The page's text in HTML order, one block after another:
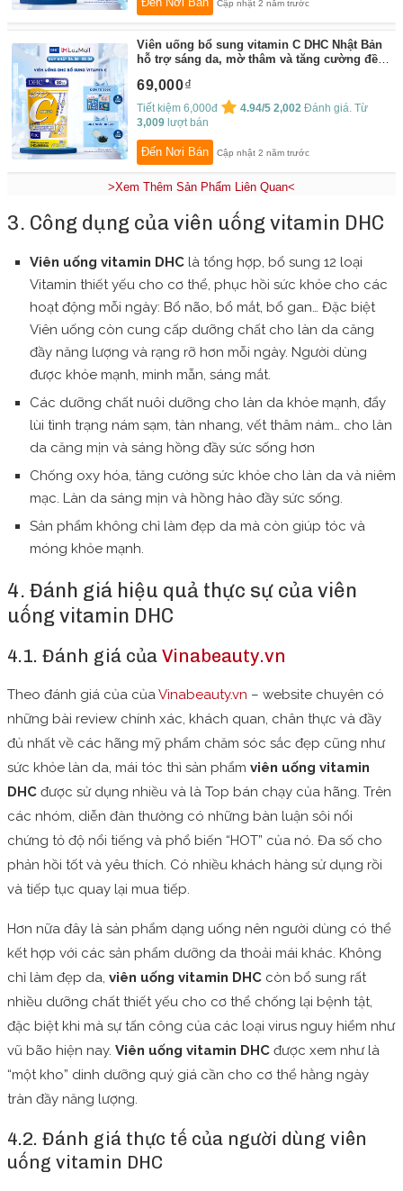
Cập nhật 2 năm trước
Viên uống bổ sung vitamin C DHC Nhật Bản
hỗ trợ sáng da, mờ thâm và tăng cường đề
69,000
Tiết kiệm 6,000đ 4.94/5 2,002 Đánh giá. Từ
3,009 lượt bán
Đến Nơi Bán Cập nhật 2 năm trước
>Xem Thêm Sản Phẩm Liên Quan<
3. Công dụng của viên uống vitamin DHC
Viên uống vitamin DHC là tổng hợp, bổ sung 12 loại
Vitamin thiết yếu cho cơ thể, phục hồi sức khỏe cho các
hoạt động mỗi ngày: Bổ não, bổ mắt, bổ gan… Đặc biệt
Viên uống còn cung cấp dưỡng chất cho làn da căng
đầy năng lượng và rạng rỡ hơn mỗi ngày. Người dùng
được khỏe mạnh, minh mẫn, sáng mắt.
Các dưỡng chất nuôi dưỡng cho làn da khỏe mạnh, đẩy
lùi tình trạng nám sạm, tàn nhang, vết thâm nám… cho làn
da căng mịn và sáng hồng đầy sức sống hơn
Chống oxy hóa, tăng cường sức khỏe cho làn da và niêm
mạc. Làn da sáng mịn và hồng hào đầy sức sống.
Sản phẩm không chỉ làm đẹp da mà còn giúp tóc và
móng khỏe mạnh.
4. Đánh giá hiệu quả thực sự của viên
uống vitamin DHC
4.1. Đánh giá của Vinabeauty.vn
Theo đánh giá của củaVinabeauty.vn – website chuyên có
những bài review chính xác, khách quan, chân thực và đầy
đủ nhất về các hãng mỹ phẩm chăm sóc sắc đẹp cũng như
sức khỏe làn da, mái tóc thì sản phẩm viên uống vitamin
DHC được sử dụng nhiều và là Top bán chạy của hãng. Trên
các nhóm, diễn đàn thường có những bàn luận sôi nổi
chứng tỏ độ nổi tiếng và phổ biến “HOT” của nó. Đa số cho
phản hồi tốt và yêu thích. Có nhiều khách hàng sử dụng rồi
và tiếp tục quay lại mua tiếp.
Hơn nữa đây là sản phẩm dạng uống nên người dùng có thể
kết hợp với các sản phẩm dưỡng da thoải mái khác. Không
chỉ làm đẹp da, viên uống vitamin DHC còn bổ sung rất
nhiều dưỡng chất thiết yếu cho cơ thể chống lại bệnh tật,
đặc biệt khi mà sự tấn công của các loại virus nguy hiểm như
vũ bão hiện nay. Viên uống vitamin DHC được xem như là
“một kho” dinh dưỡng quý giá cần cho cơ thể hằng ngày
tràn đầy năng lượng.
4.2. Đánh giá thực tế của người dùng viên
uống vitamin DHC